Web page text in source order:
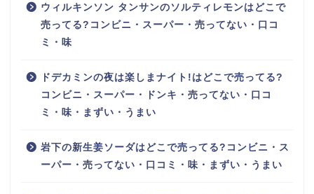
ウィルキンソン タンサンのソルティレモンはどこで
売ってる?コンビニ・スーパー・売ってない・口コ
ミ・味
ドデカミンの夜は楽しまナイト!はどこで売ってる?
コンビニ・スーパー・ドンキ・売ってない・口コ
ミ・味・まずい・うまい
岩下の新生姜ソーダはどこで売ってる?コンビニ・ス
ーパー・売ってない・口コミ・味・まずい・うまい